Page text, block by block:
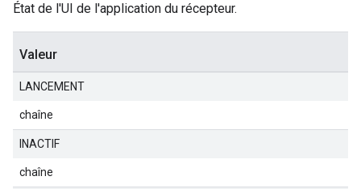
État de l'UI de l'application du récepteur.
Valeur
LANCEMENT
chaîne
INACTIF
chaîne